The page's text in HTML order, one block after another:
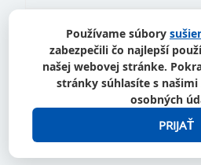
Existuje automatická
Potrebujete SSL certifikát?
Je možné preniesť
Používame súbory
zabezpečili čo najlepší
našej webovej stránke.
stránky súhlasíte s
osobných
PRIJAŤ